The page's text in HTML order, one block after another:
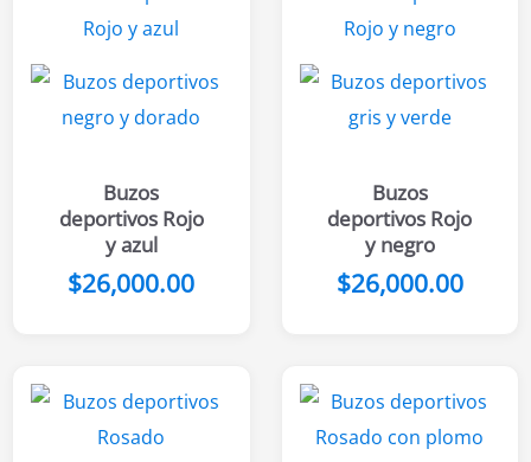
Buzos
deportivos Rojo
y azul
$26,000.00
Buzos
deportivos Rojo
y negro
$26,000.00